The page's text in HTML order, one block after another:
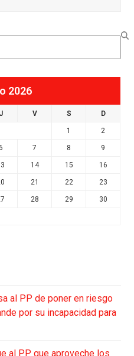
2026
J V S D
1 2
7 8 9
14 15 16
21 22 23
28 29 30
al PP de poner en riesgo
por su incapacidad para
al PP que aproveche los